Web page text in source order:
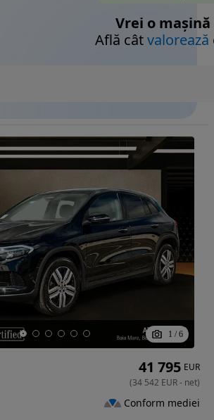
Vrei o mașină
Află câtvalorează
1 / 6
41 795 EUR
(34 542 EUR- net)
Conform mediei